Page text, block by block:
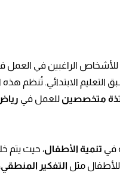
الراغبين في العمل
التعليم الابتدائي. تُنظم
متخصصين للعمل في
في تنمية الأطفال، حيث يتم
للأطفال مثل التفكير المنطقي